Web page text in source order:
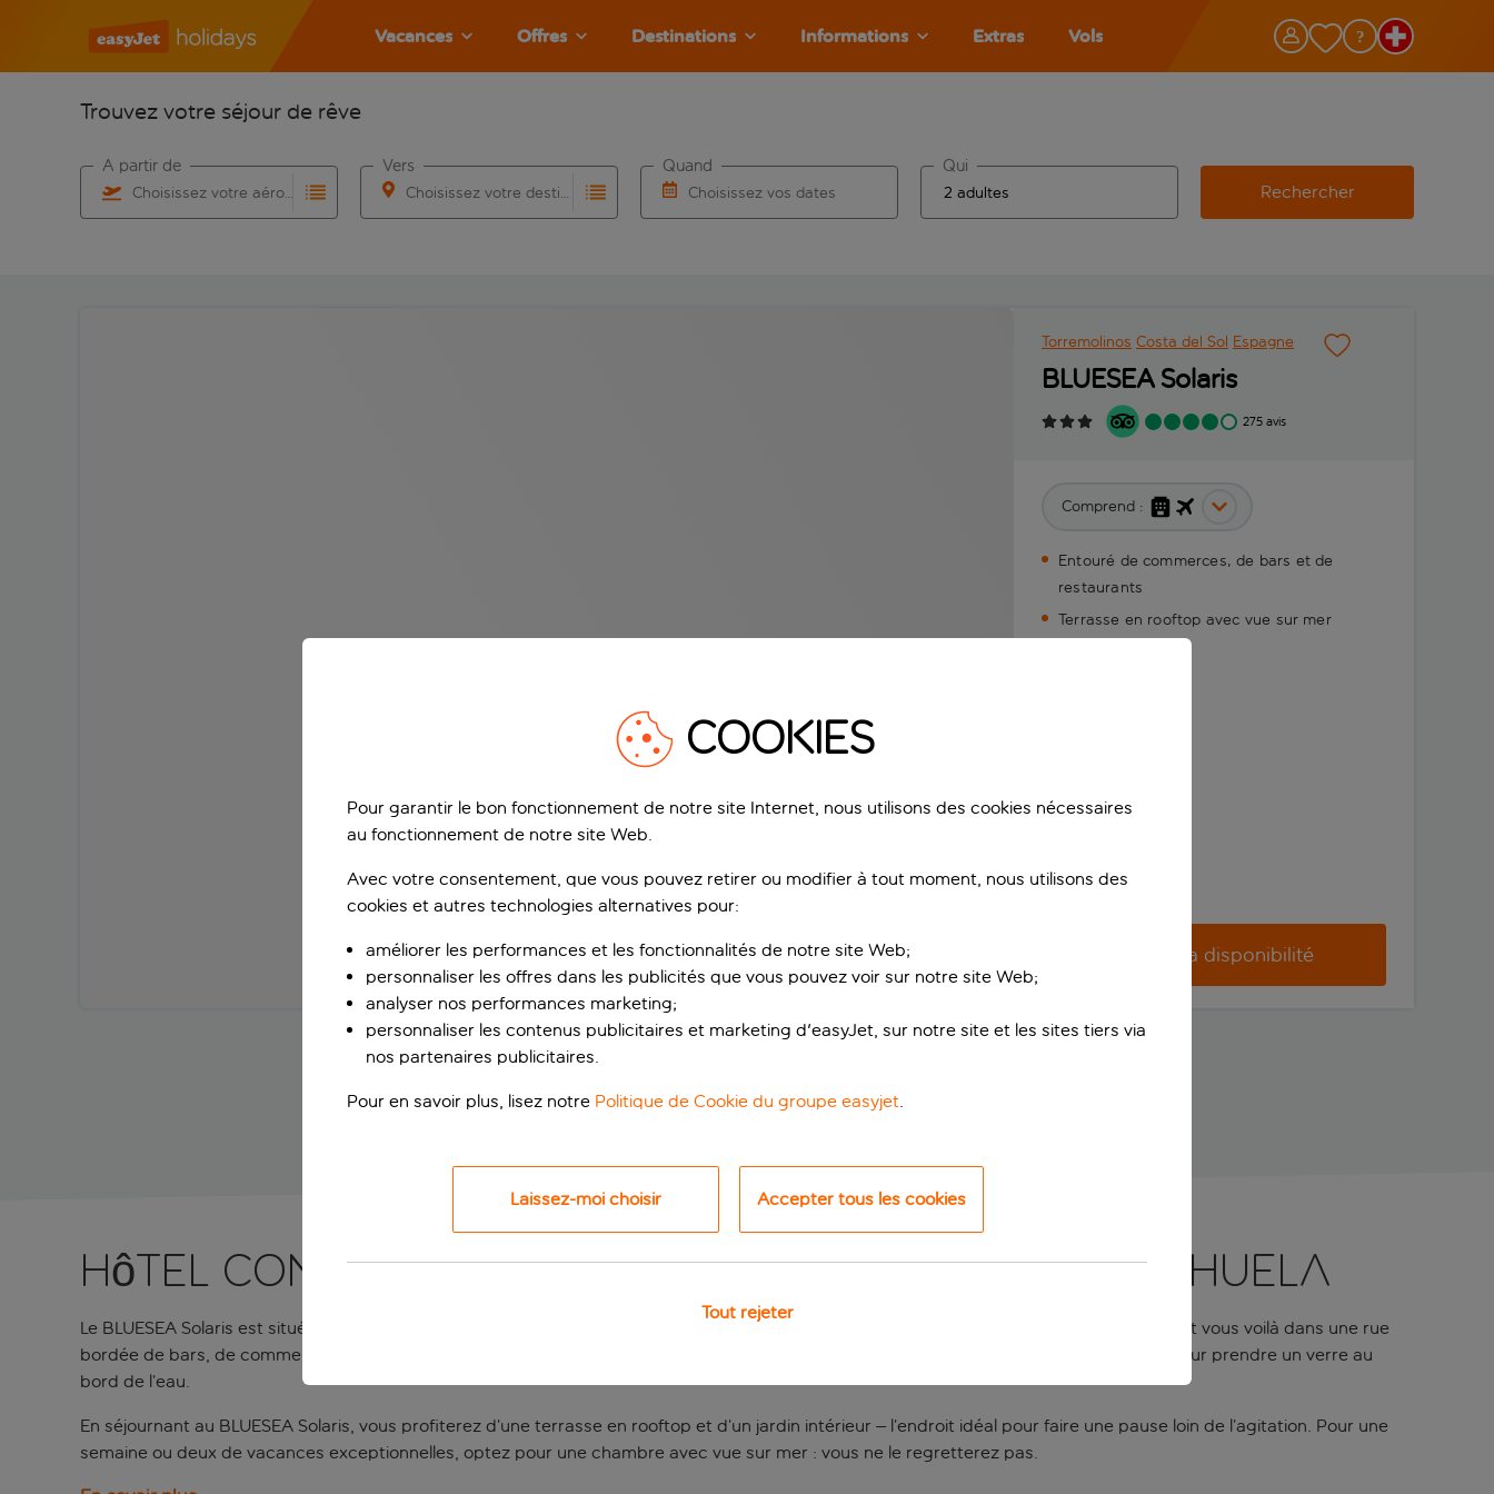
Vacances Offres Destinations Informations Extras Vols
Trouvez votre séjour de rêve
Choisissez votre aéroport
À partir de
Choisissez votre destination
Vers
Choisissez vos dates
Quand Qui
Rechercher
Torremolinos Costa del Sol Espagne
BLUESEA Solaris
275 avis
Comprend :
Entouré de commerces, de bars et de
restaurants
Terrasse en rooftop avec vue sur mer
Vérifier la disponibilité
Hôtel confortable près de la plage de La Carihuela
Le BLUESEA Solaris est situé en bord de mer à La Carihuela, l’ancien quartier de pêcheurs de Torremolinos. Franchissez la porte d’entrée et vous voilà dans une rue
bordée de bars, de commerces et de restaurants. La plage de La Carihuela est à deux pas, tandis que la promenade est l’endroit idéal pour prendre un verre au
bord de l’eau.
En séjournant au BLUESEA Solaris, vous profiterez d’une terrasse en rooftop et d’un jardin intérieur – l’endroit idéal pour faire une pause loin de l’agitation. Pour une
semaine ou deux de vacances exceptionnelles, optez pour une chambre avec vue sur mer : vous ne le regretterez pas.
COOKIES
Pour garantir le bon fonctionnement de notre site Internet, nous utilisons des cookies nécessaires
au fonctionnement de notre site Web.
Avec votre consentement, que vous pouvez retirer ou modifier à tout moment, nous utilisons des
cookies et autres technologies alternatives pour:
améliorer les performances et les fonctionnalités de notre site Web;
personnaliser les offres dans les publicités que vous pouvez voir sur notre site Web;
analyser nos performances marketing;
personnaliser les contenus publicitaires et marketing d'easyJet, sur notre site et les sites tiers via
nos partenaires publicitaires.
Pour en savoir plus, lisez notre Politique de Cookie du groupe easyjet.
Laissez-moi choisir Accepter tous les cookies
Tout rejeter